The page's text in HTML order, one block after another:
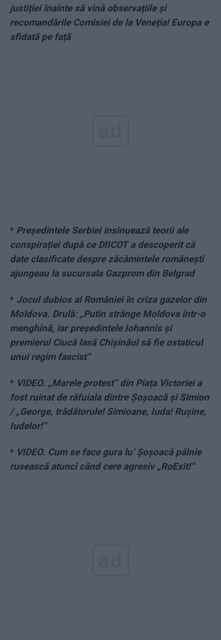
justiției înainte să vină observațiile și
recomandările Comisiei de la Veneția! Europa e
sfidată pe față
* Președintele Serbiei insinuează teorii ale
conspirației după ce DIICOT a descoperit că
date clasificate despre zăcămintele românești
ajungeau la sucursala Gazprom din Belgrad
* Jocul dubios al României în criza gazelor din
Moldova. Drulă: „Putin strânge Moldova într-o
menghină, iar președintele Iohannis și
premierul Ciucă lasă Chișinăul să fie ostaticul
unui regim fascist“
* VIDEO. „Marele protest” din Piața Victoriei a
fost ruinat de răfuiala dintre Șoșoacă și Simion
/ „George, trădătorule! Simioane, Iuda! Rușine,
Iudelor!”
* VIDEO. Cum se face gura lu’ Șoșoacă pâlnie
rusească atunci când cere agresiv „RoExit!”